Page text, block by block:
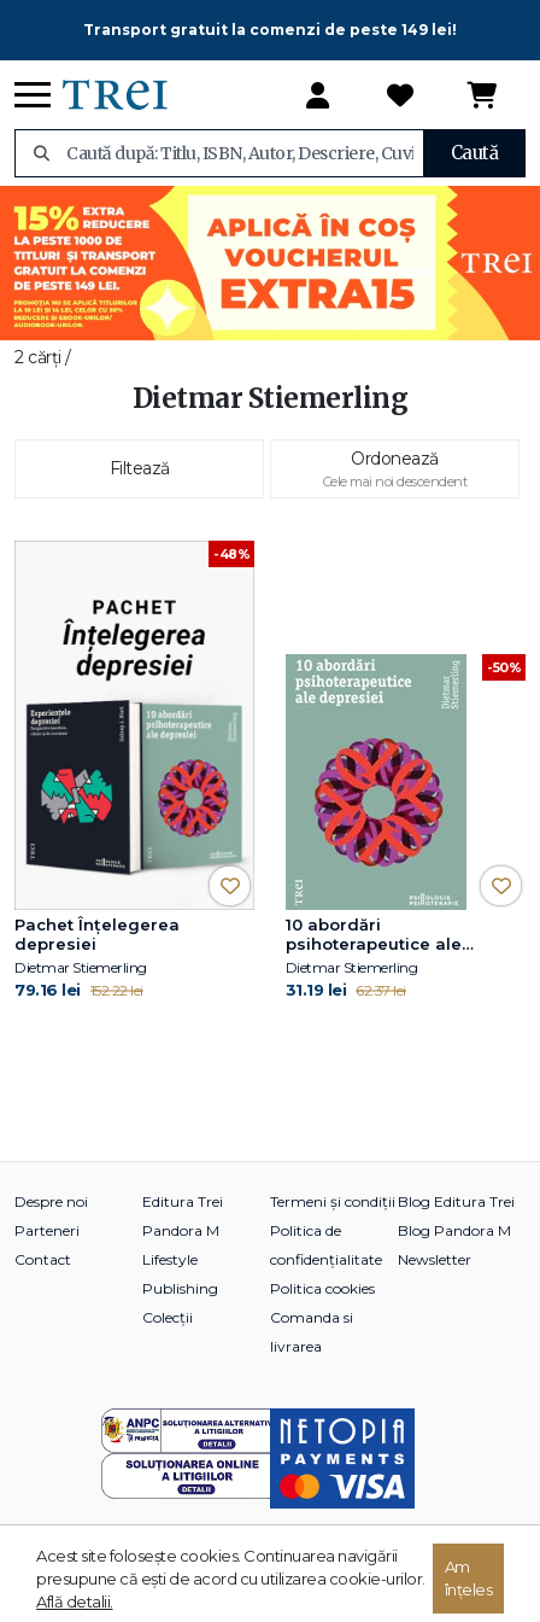
Transport gratuit la comenzi de peste 149 lei!
Caută
2 cărți /
Dietmar Stiemerling
Filtează Ordonează
Cele mai noi descendent
-48%
Pachet Înțelegerea
depresiei
Dietmar Stiemerling
79.16 lei 152.22 lei
-50%
10 abordări
psihoterapeutice ale
depresiei
Dietmar Stiemerling
31.19 lei 62.37 lei
Despre noi
Parteneri
Contact
Editura Trei
Pandora M
Lifestyle
Publishing
Colecții
Termeni și condiții
Politica de
confidențialitate
Politica cookies
Comanda si
livrarea
Blog Editura Trei
Blog Pandora M
Newsletter
© 2026 Grupul Editorial TREI. Toate drepturile rezervate.
Acest site foloseşte cookies. Continuarea navigării
presupune că eşti de acord cu utilizarea cookie-urilor.
Află detalii.
Am
înțeles